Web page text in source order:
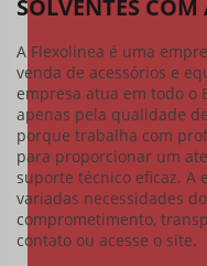
SOLVENTES
A Flexolinea é uma
venda de acessórios e
empresa atua em todo o
apenas pela qualidade
porque trabalha com
para proporcionar um
suporte técnico eficaz. A
variadas necessidades
comprometimento,
contato ou acesse o site.